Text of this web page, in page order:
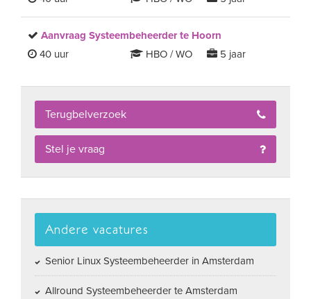
Aanvraag Systeembeheerder te Hoorn
40 uur
HBO / WO 5 jaar
Terugbelverzoek
Stel je vraag
Andere vacatures
Senior Linux Systeembeheerder in Amsterdam
Allround Systeembeheerder te Amsterdam